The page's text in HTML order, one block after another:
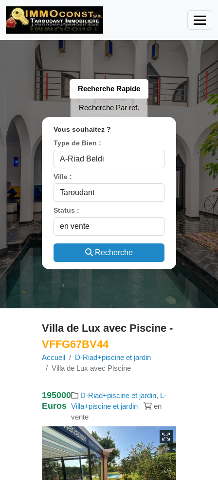
Recherche Rapide
Recherche Par ref.
Vous souhaitez ?
Type de Bien :
Ville :
Status :
Recherche
Villa de Lux avec Piscine -
VFFG67BV44
Accueil
D-Riad+piscine et jardin
Villa de Lux avec Piscine
195000
Euros
D-Riad+piscine et jardin, L-
Villa+piscine et jardin
en
vente